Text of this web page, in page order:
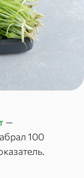
—
100